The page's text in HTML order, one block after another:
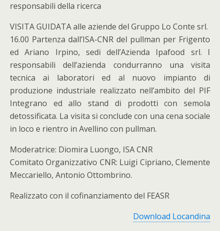
responsabili della ricerca
VISITA GUIDATA alle aziende del Gruppo Lo Conte srl.
16.00 Partenza dall’ISA-CNR del pullman per Frigento
ed Ariano Irpino, sedi dell’Azienda Ipafood srl. I
responsabili dell’azienda condurranno una visita
tecnica ai laboratori ed al nuovo impianto di
produzione industriale realizzato nell’ambito del PIF
Integrano ed allo stand di prodotti con semola
detossificata. La visita si conclude con una cena sociale
in loco e rientro in Avellino con pullman.
Moderatrice: Diomira Luongo, ISA CNR
Comitato Organizzativo CNR: Luigi Cipriano, Clemente
Meccariello, Antonio Ottombrino.
Realizzato con il cofinanziamento del FEASR
Download Locandina